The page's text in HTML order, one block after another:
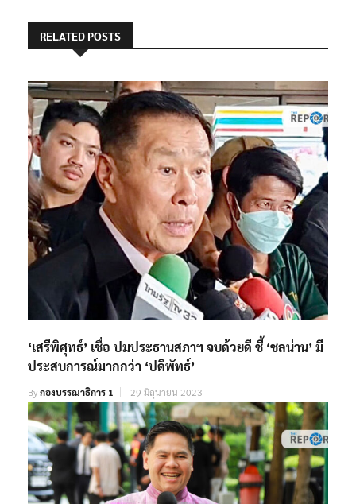
RELATED POSTS
‘เสรีพิศุทธ์’ เชื่อ ปมประธานสภาฯ จบด้วยดี ชี้ ‘ชลน่าน’ มี
ประสบการณ์มากกว่า ‘ปดิพัทธ์’
Byกองบรรณาธิการ 1 29 มิถุนายน 2023